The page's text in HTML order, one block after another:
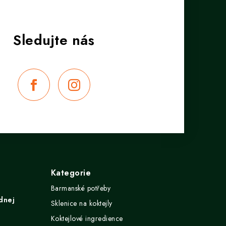
Kategorie
Barmanské potřeby
Sklenice na koktejly
Koktejlové ingredience